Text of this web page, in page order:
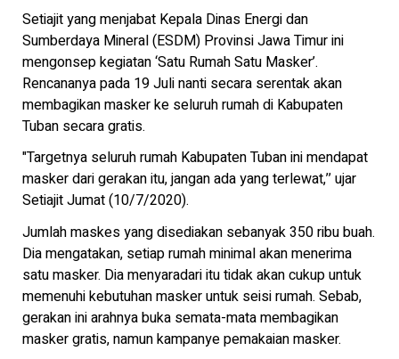
Setiajit yang menjabat Kepala Dinas Energi dan
Sumberdaya Mineral (ESDM) Provinsi Jawa Timur ini
mengonsep kegiatan ‘Satu Rumah Satu Masker’.
Rencananya pada 19 Juli nanti secara serentak akan
membagikan masker ke seluruh rumah di Kabupaten
Tuban secara gratis.
"Targetnya seluruh rumah Kabupaten Tuban ini mendapat
masker dari gerakan itu, jangan ada yang terlewat,’’ ujar
Setiajit Jumat (10/7/2020).
Jumlah maskes yang disediakan sebanyak 350 ribu buah.
Dia mengatakan, setiap rumah minimal akan menerima
satu masker. Dia menyaradari itu tidak akan cukup untuk
memenuhi kebutuhan masker untuk seisi rumah. Sebab,
gerakan ini arahnya buka semata-mata membagikan
masker gratis, namun kampanye pemakaian masker.